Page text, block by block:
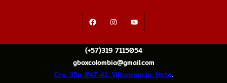
(+57)319 7115054
gboxcolombia@gmail.com
Cra. 35a #47-41, Villavicencio, Meta.